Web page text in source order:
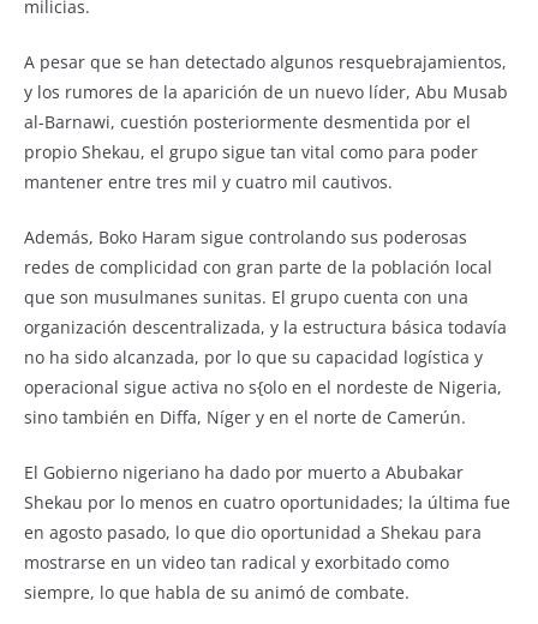
milicias.
A pesar que se han detectado algunos resquebrajamientos,
y los rumores de la aparición de un nuevo líder, Abu Musab
al-Barnawi, cuestión posteriormente desmentida por el
propio Shekau, el grupo sigue tan vital como para poder
mantener entre tres mil y cuatro mil cautivos.
Además, Boko Haram sigue controlando sus poderosas
redes de complicidad con gran parte de la población local
que son musulmanes sunitas. El grupo cuenta con una
organización descentralizada, y la estructura básica todavía
no ha sido alcanzada, por lo que su capacidad logística y
operacional sigue activa no s{olo en el nordeste de Nigeria,
sino también en Diffa, Níger y en el norte de Camerún.
El Gobierno nigeriano ha dado por muerto a Abubakar
Shekau por lo menos en cuatro oportunidades; la última fue
en agosto pasado, lo que dio oportunidad a Shekau para
mostrarse en un video tan radical y exorbitado como
siempre, lo que habla de su animó de combate.